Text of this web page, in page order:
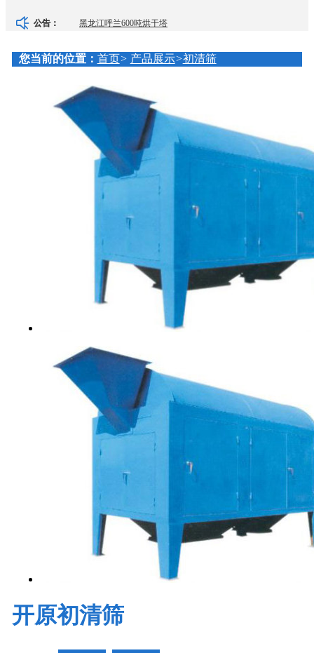
公告： 黑龙江呼兰600吨烘干塔
内蒙古通辽500吨烘干塔设备
黑龙江绥化500吨玉米烘干塔
辽宁省铁岭300吨水稻烘干塔
吉林省长岭200吨粮食烘干塔
内蒙古通辽300吨烘干塔设备
吉林省长岭150吨烘干塔设备玉米烘干塔
您当前的位置： 首页> 产品展示>初清筛
开原初清筛